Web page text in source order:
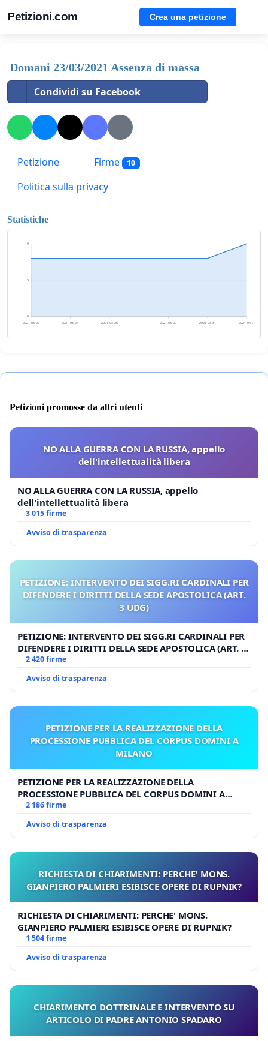
Petizioni.com Crea una petizione
Domani 23/03/2021 Assenza di massa
Condividi su Facebook
Petizione Firme 10
Politica sulla privacy
Statistiche
0
5
10
2021-03-22 2021-03-24 2021-03-26 2021-03-29 2021-03-31 2021-04-02
Petizioni promosse da altri utenti
NO ALLA GUERRA CON LA RUSSIA, appello
dell'intellettualità libera
NO ALLA GUERRA CON LA RUSSIA, appello
dell'intellettualità libera
3 015 firme
Avviso di trasparenza
PETIZIONE: INTERVENTO DEI SIGG.RI CARDINALI PER
DIFENDERE I DIRITTI DELLA SEDE APOSTOLICA (ART.
3 UDG)
PETIZIONE: INTERVENTO DEI SIGG.RI CARDINALI PER
DIFENDERE I DIRITTI DELLA SEDE APOSTOLICA (ART. 3
UDG)
2 420 firme
Avviso di trasparenza
PETIZIONE PER LA REALIZZAZIONE DELLA
PROCESSIONE PUBBLICA DEL CORPUS DOMINI A
MILANO
PETIZIONE PER LA REALIZZAZIONE DELLA
PROCESSIONE PUBBLICA DEL CORPUS DOMINI A
MILANO
2 186 firme
Avviso di trasparenza
RICHIESTA DI CHIARIMENTI: PERCHE' MONS.
GIANPIERO PALMIERI ESIBISCE OPERE DI RUPNIK?
RICHIESTA DI CHIARIMENTI: PERCHE' MONS.
GIANPIERO PALMIERI ESIBISCE OPERE DI RUPNIK?
1 504 firme
Avviso di trasparenza
CHIARIMENTO DOTTRINALE E INTERVENTO SU
ARTICOLO DI PADRE ANTONIO SPADARO